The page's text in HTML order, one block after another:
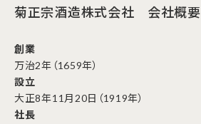
商品一覧
よくあるご質問
菊正宗酒造株式会社 会社概要
創業
万治2年（1659年）
設立
大正8年11月20日（1919年）
社長